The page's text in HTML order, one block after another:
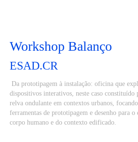
Workshop Balanço
ESAD.CR
Da prototipagem à instalação: oficina que
dispositivos interativos, neste caso constituído
relva ondulante em contextos urbanos,
ferramentas de prototipagem e desenho para o
corpo humano e do contexto edificado.